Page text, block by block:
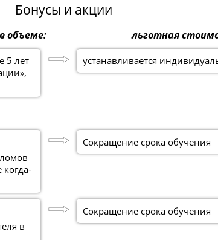
Бонусы и акции
объеме: льготная
5 лет
устанавливается
Сокращение срока обучения
в
Сокращение срока обучения